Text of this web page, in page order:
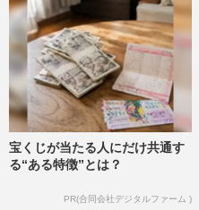
宝くじが当たる人にだけ共通す
る“ある特徴”とは？
PR(合同会社デジタルファーム )